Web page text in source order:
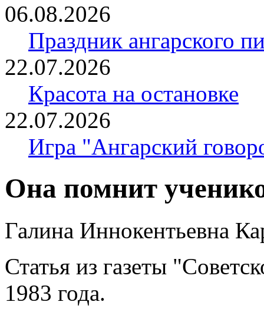
06.08.2026
Праздник ангарского
22.07.2026
Красота на остановке
22.07.2026
Игра "Ангарский
Она помнит
Галина Иннокентьевна
Статья из газеты
1983 года.